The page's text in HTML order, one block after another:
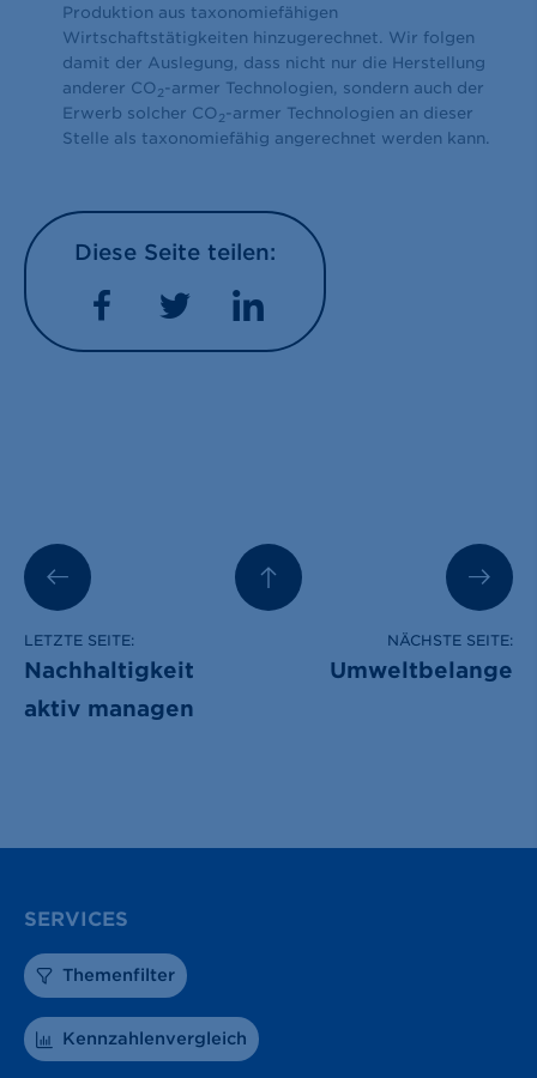
Produktion aus taxonomiefähigen
Wirtschaftstätigkeiten hinzugerechnet. Wir folgen
damit der Auslegung, dass nicht nur die Herstellung
anderer CO2-armer Technologien, sondern auch der
Erwerb solcher CO2-armer Technologien an dieser
Stelle als taxonomiefähig angerechnet werden kann.
Diese Seite teilen:
FacebookTwitterLinkedIn
LETZTE SEITE:
Nachhaltigkeit
aktiv managen
NÄCHSTE SEITE:
Umweltbelange
SERVICES
Themenfilter
Kennzahlenvergleich